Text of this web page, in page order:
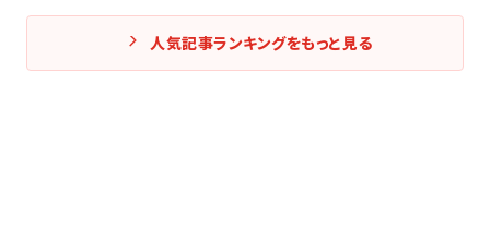
人気記事ランキングをもっと見る